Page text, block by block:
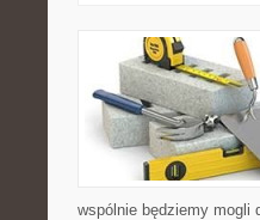
wspólnie będziemy mogli